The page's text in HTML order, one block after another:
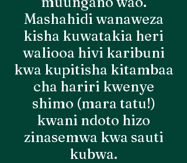
Mashahidi wanaweza
kisha kuwatakia heri
waliooa hivi karibuni
kwa kupitisha kitambaa
cha hariri kwenye
shimo (mara tatu!)
kwani ndoto hizo
zinasemwa kwa sauti
kubwa.